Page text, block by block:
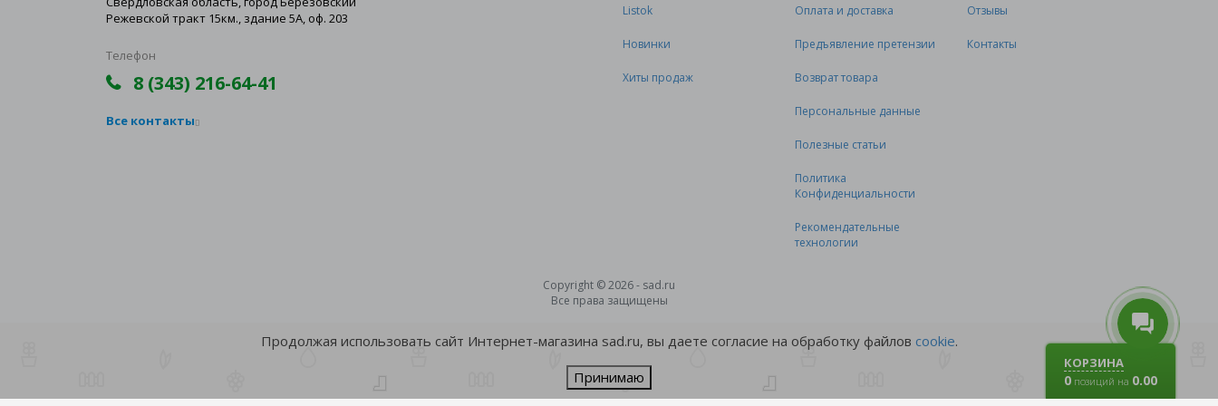
КОРЗИНА
0 позиций на 0.00
Режевской тракт 15км., здание 5А, оф. 203
Телефон
8 (343) 216-64-41
Все контакты
Listok
Новинки
Хиты продаж
Оплата и доставка
Предъявление претензии
Возврат товара
Персональные данные
Полезные статьи
Политика
Конфиденциальности
Рекомендательные
технологии
Отзывы
Контакты
Copyright © 2026 - sad.ru
Все права защищены
Продолжая использовать сайт Интернет-магазина sad.ru, вы даете согласие на обработку файлов cookie.
Принимаю